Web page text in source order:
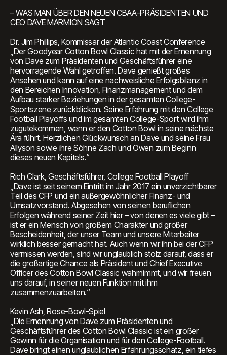
– WAS MAN ÜBER DEN NEUEN CBAA-PRÄSIDENTEN UND
CEO DAVE MARMION SAGT
Dr. Jim Phillips, Kommissar der Atlantic Coast Conference
„Der Goodyear Cotton Bowl Classic hat mit der Ernennung
von Dave zum Präsidenten und Geschäftsführer eine
hervorragende Wahl getroffen. Dave genießt großes
Ansehen und kann auf eine nachweisliche Erfolgsbilanz in
den Bereichen Innovation, Finanzmanagement und dem
Aufbau starker Beziehungen in der gesamten College-
Sportszene zurückblicken. Seine Erfahrung mit den College
Football Playoffs und im gesamten College-Sport wird ihm
zugutekommen, wenn er den Cotton Bowl in seine nächste
Ära führt. Herzlichen Glückwunsch an Dave und seine Frau
Allyson sowie ihre Söhne Zach und Owen zum Beginn
dieses neuen Kapitels.“
Rich Clark, Geschäftsführer, College Football Playoff
„Dave ist seit seinem Eintritt im Jahr 2017 ein unverzichtbarer
Teil des CFP und ein außergewöhnlicher Finanz- und
Umsatzvorstand. Abgesehen von seinen beruflichen
Erfolgen während seiner Zeit hier – von denen es viele gibt –
ist er ein Mensch von großem Charakter und großer
Bescheidenheit, der unser Team und unsere Mitarbeiter
wirklich besser gemacht hat. Auch wenn wir ihn bei der CFP
vermissen werden, sind wir unglaublich stolz darauf, dass er
die großartige Chance als Präsident und Chief Executive
Officer des Cotton Bowl Classic wahrnimmt, und wir freuen
uns darauf, in seiner neuen Funktion mit ihm
zusammenzuarbeiten.“
Kevin Ash, Rose-Bowl-Spiel
„Die Ernennung von Dave zum Präsidenten und
Geschäftsführer des Cotton Bowl Classic ist ein großer
Gewinn für die Organisation und für den College-Football.
Dave bringt einen unglaublichen Erfahrungsschatz, ein tiefes